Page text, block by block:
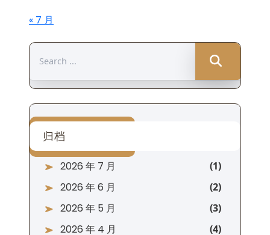
« 7 月
for:
归档
2026 年 7 月
2026 年 6 月
2026 年 5 月
2026 年 4 月